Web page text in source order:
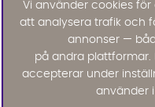
Vi använder cookies
att analysera trafik och
annonser —
på andra plattformar.
accepterar under
använder